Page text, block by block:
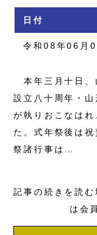
日付
令和08年06月
本年三月十日、
設立八十周年・
が執りおこなは
た。式年祭後は
祭諸行事は…
記事の続きを読
は会